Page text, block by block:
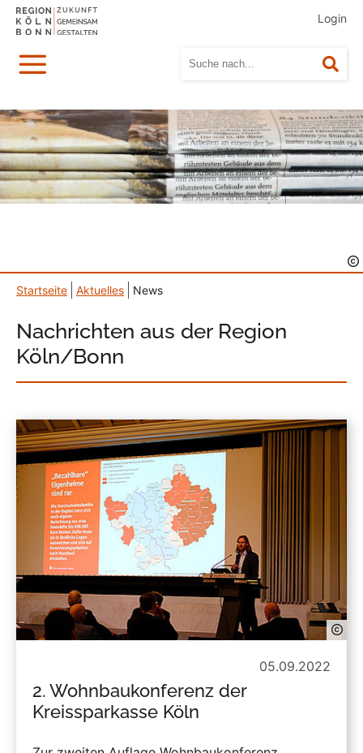
Login
Menü
Startseite Aktuelles News
Nachrichten aus der Region
Köln/Bonn
05.09.2022
2. Wohnbaukonferenz der
Kreissparkasse Köln